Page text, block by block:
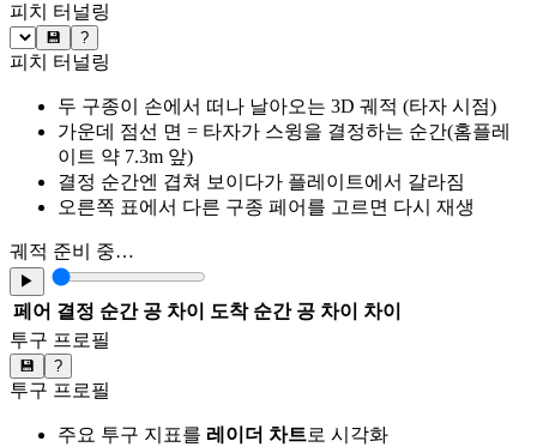
피치 터널링
💾 ?
피치 터널링
두 구종이 손에서 떠나 날아오는 3D 궤적 (타자 시점)
가운데 점선 면 = 타자가 스윙을 결정하는 순간(홈플레
이트 약 7.3m 앞)
결정 순간엔 겹쳐 보이다가 플레이트에서 갈라짐
오른쪽 표에서 다른 구종 페어를 고르면 다시 재생
궤적 준비 중…
▶
페어 결정 순간 공 차이 도착 순간 공 차이
차이
투구 프로필
💾 ?
투구 프로필
주요 투구 지표를 레이더 차트로 시각화